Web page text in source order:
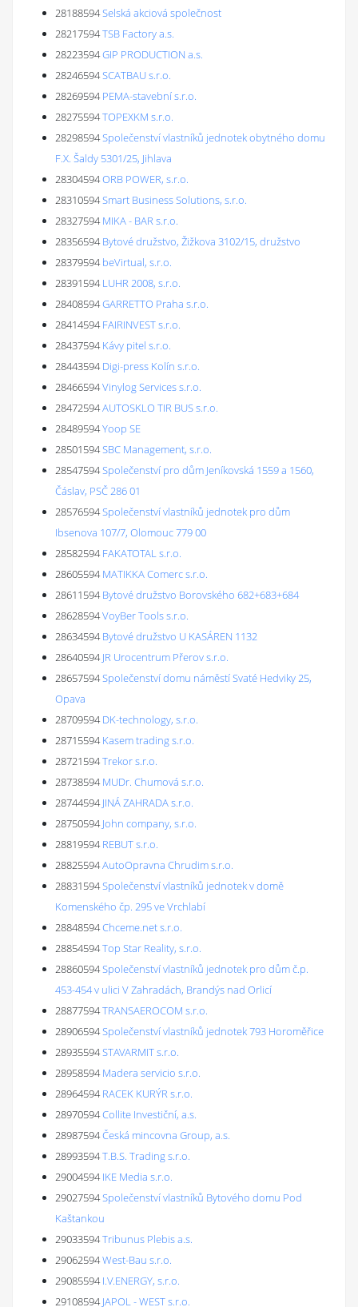
28188594Selská akciová společnost
28217594TSB Factory a.s.
28223594GIP PRODUCTION a.s.
28246594SCATBAU s.r.o.
28269594 PEMA-stavební s.r.o.
28275594TOPEXKM s.r.o.
28298594Společenství vlastníků jednotek obytného domu
F.X. Šaldy 5301/25, Jihlava
28304594ORB POWER, s.r.o.
28310594Smart Business Solutions, s.r.o.
28327594 MIKA - BAR s.r.o.
28356594 Bytové družstvo, Žižkova 3102/15, družstvo
28379594 beVirtual, s.r.o.
28391594 LUHR 2008, s.r.o.
28408594GARRETTO Praha s.r.o.
28414594 FAIRINVEST s.r.o.
28437594 Kávy pitel s.r.o.
28443594 Digi-press Kolín s.r.o.
28466594Vinylog Services s.r.o.
28472594AUTOSKLO TIR BUS s.r.o.
28489594Yoop SE
28501594SBC Management, s.r.o.
28547594Společenství pro dům Jeníkovská 1559 a 1560,
Čáslav, PSČ 286 01
28576594Společenství vlastníků jednotek pro dům
Ibsenova 107/7, Olomouc 779 00
28582594 FAKATOTAL s.r.o.
28605594 MATIKKA Comerc s.r.o.
28611594 Bytové družstvo Borovského 682+683+684
28628594VoyBer Tools s.r.o.
28634594 Bytové družstvo U KASÁREN 1132
28640594 JR Urocentrum Přerov s.r.o.
28657594Společenství domu náměstí Svaté Hedviky 25,
Opava
28709594 DK-technology, s.r.o.
28715594 Kasem trading s.r.o.
28721594Trekor s.r.o.
28738594 MUDr. Chumová s.r.o.
28744594 JINÁ ZAHRADA s.r.o.
28750594 John company, s.r.o.
28819594 REBUT s.r.o.
28825594AutoOpravna Chrudim s.r.o.
28831594Společenství vlastníků jednotek v domě
Komenského čp. 295 ve Vrchlabí
28848594Chceme.net s.r.o.
28854594Top Star Reality, s.r.o.
28860594Společenství vlastníků jednotek pro dům č.p.
453-454 v ulici V Zahradách, Brandýs nad Orlicí
28877594TRANSAEROCOM s.r.o.
28906594Společenství vlastníků jednotek 793 Horoměřice
28935594STAVARMIT s.r.o.
28958594 Madera servicio s.r.o.
28964594 RACEK KURÝR s.r.o.
28970594Collite Investiční, a.s.
28987594Česká mincovna Group, a.s.
28993594T.B.S. Trading s.r.o.
29004594 IKE Media s.r.o.
29027594Společenství vlastníků Bytového domu Pod
Kaštankou
29033594Tribunus Plebis a.s.
29062594West-Bau s.r.o.
29085594 I.V.ENERGY, s.r.o.
29108594 JAPOL - WEST s.r.o.